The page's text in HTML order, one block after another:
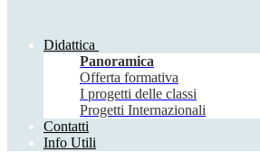
Didattica
Panoramica
Offerta formativa
I progetti delle classi
Progetti Internazionali
Contatti
Info Utili